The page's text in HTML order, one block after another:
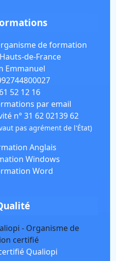
Emmanuel
52 12 16
par email
n° 31 62 02139 62
pas agrément de l'État)
Anglais
Windows
Word
Qualiopi